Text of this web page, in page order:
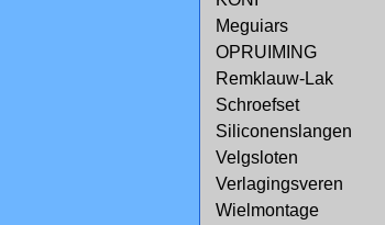
Meguiars
OPRUIMING
Remklauw-Lak
Schroefset
Siliconenslangen
Velgsloten
Verlagingsveren
Wielmontage